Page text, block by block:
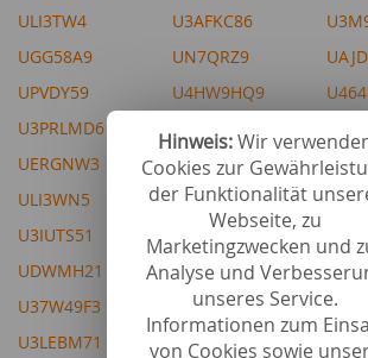
Hinweis:Wir
Cookies zur
der Funktionalität
Webseite, zu
Marketingzwecken und
Analyse und
unseres Service.
Informationen zum
von Cookies sowie
ULI3TW4
UGG58A9
UPVDY59
U3PRLMD6
UERGNW3
ULI3WN5
U3IUTS51
UDWMH21
U37W49F3
U3LEBM71
U3AFKC86
UN7QRZ9
U4HW9HQ9
U4EIXEZ4
U459UGQ6
U34ISIJ9
U3FHJ499
U3FHJ4B5
U3Y7VUC7
U33NYB57